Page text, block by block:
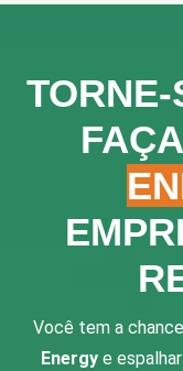
Você tem a
Energye